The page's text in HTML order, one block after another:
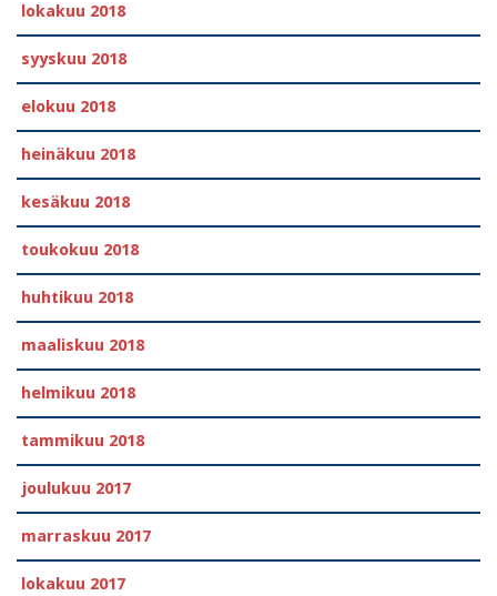
lokakuu 2018
syyskuu 2018
elokuu 2018
heinäkuu 2018
kesäkuu 2018
toukokuu 2018
huhtikuu 2018
maaliskuu 2018
helmikuu 2018
tammikuu 2018
joulukuu 2017
marraskuu 2017
lokakuu 2017